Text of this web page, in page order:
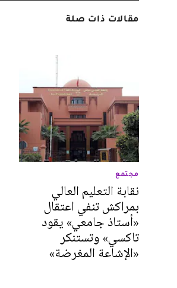
مقالات ذات صلة
مجتمع
نقابة التعليم العالي
بمراكش تنفي اعتقال
«أستاذ جامعي» يقود
تاكسي» وتستنكر
«الإشاعة المغرضة»